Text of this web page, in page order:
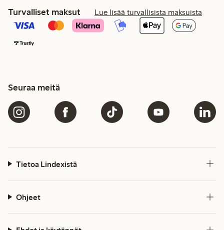
Turvalliset maksut Lue lisää turvallisista maksuista
Seuraa meitä
Tietoa Lindexistä
Ohjeet